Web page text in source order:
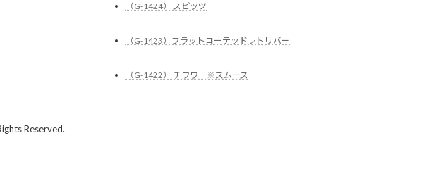
（G-1424） スピッツ
（G-1423）フラットコーテッドレトリバー
（G-1422） チワワ ※スムース
Reserved.